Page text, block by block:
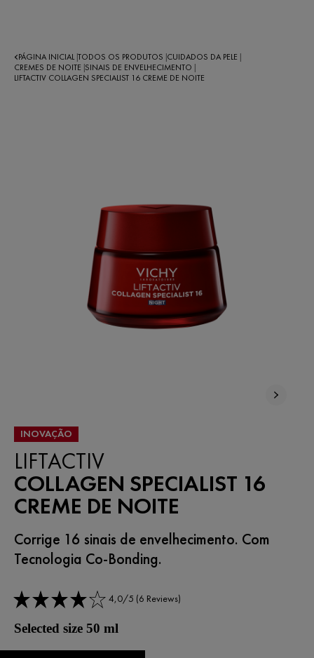
PÁGINA INICIAL TODOS OS PRODUTOS CUIDADOS DA PELE
CREMES DE NOITE SINAIS DE ENVELHECIMENTO
LIFTACTIV COLLAGEN SPECIALIST 16 CREME DE NOITE
INOVAÇÃO
LIFTACTIV
COLLAGEN SPECIALIST 16
CREME DE NOITE
Corrige 16 sinais de envelhecimento. Com
Tecnologia Co-Bonding.
4,0/5 (6 Reviews)
Selected size 50 ml